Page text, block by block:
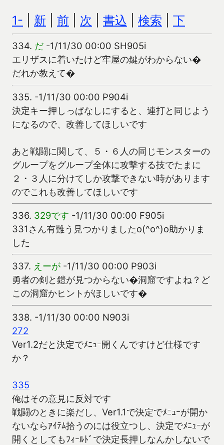
1- 新 前 次 書込 検索 下
334. だ -1/11/30 00:00 SH905i
エリザスに着いたけど牢屋の鍵がわからない�
だれか教えて�
335. -1/11/30 00:00 P904i
決定キー押しっぱなしにすると、連打と同じよう
になるので、改善してほしいです
あと戦闘に関して、５・６人の同じモンスターの
グループをグループ全体に攻撃する技でたまに
２・３人に分けてしか攻撃できない時があります
のでこれも改善してほしいです
336. 329です -1/11/30 00:00 F905i
331さん有難う見つかりましたo(^o^)o助かりま
した
337. えーが -1/11/30 00:00 P903i
勇者の剣と鎧が見つからない�洞窟ですよね？ど
この洞窟かヒントがほしいです�
338. -1/11/30 00:00 N903i
272
Ver1.2だと決定でﾒﾆｭｰ開くんですけど仕様です
か？
335
俺はその意見に反対です
戦闘のときに楽だし、Ver1.1で決定でﾒﾆｭｰが開か
ないならｱｲﾃﾑ拾うのには役立つし、決定でﾒﾆｭｰが
開くとしてもﾌｨｰﾙﾄﾞで決定長押しなんかしないで